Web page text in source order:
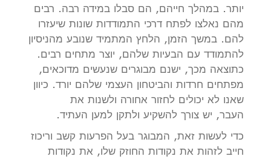
יותר. במהלך חייהם, הם סבלו במידה רבה. רבים
מהם נאלצו לפתח דרכי התמודדות שונות שיעזרו
להם. במשך הזמן, הלחץ המתמיד שנובע מהניסיון
להתמודד עם הבעיות שלהם, יוצר מתחים רבים.
כתוצאה מכך, ישנם מבוגרים שנעשים מדוכאים,
מפתחים חרדות והביטחון העצמי שלהם יורד. כיוון
שאנו לא יכולים לחזור אחורה ולשנות את
העבר, יש צורך להשקיע ולתקן למען העתיד.
כדי לעשות זאת, המבוגר בעל הפרעות קשב וריכוז
חייב לזהות את נקודות החוזק שלו, את נקודות